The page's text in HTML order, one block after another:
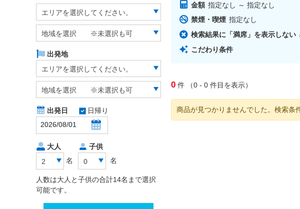
エリアを選択してください。
地域を選択 ※未選択も可
出発地
エリアを選択してください。
地域を選択 ※未選択も可
出発日 日帰り
大人
2
名
子供
0
名
人数は大人と子供の合計14名まで選択
可能です。
金額 指定なし ～ 指定なし
禁煙・喫煙 指定なし
検索結果に「満席」を表示しない
こだわり条件
0 件 （0 - 0 件目を表示）
商品が見つかりませんでした。検索条